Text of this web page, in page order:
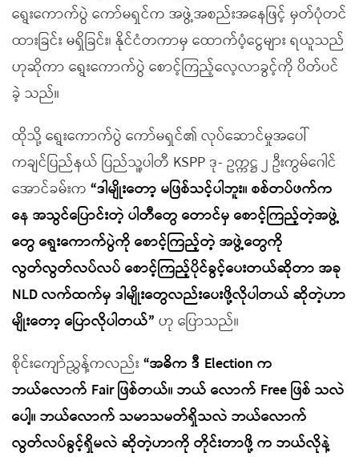
ရွေးကောက်ပွဲ ကော်မရှင်က အဖွဲ့အစည်းအနေဖြင့် မှတ်ပုံတင်
ထားခြင်း မရှိခြင်း၊ နိုင်ငံတကာမှ ထောက်ပံ့ငွေများ ရယူသည်
ဟုဆိုကာ ရွေးကောက်ပွဲ စောင့်ကြည့်လေ့လာခွင့်ကို ပိတ်ပင်
ခဲ့ သည်။
ထိုသို့ ရွေးကောက်ပွဲ ကော်မရှင်၏ လုပ်ဆောင်မှုအပေါ်
ကချင်ပြည်နယ် ပြည်သူ့ပါတီ KSPP ဒု- ဥက္ကဋ္ဌ ၂ ဦးကွမ်ဂေါင်
အောင်ခမ်းက “ဒါမျိုးတော့ မဖြစ်သင့်ပါဘူး။ စစ်တပ်ဖက်က
နေ အသွင်ပြောင်းတဲ့ ပါတီတွေ တောင်မှ စောင့်ကြည့်တဲ့အဖွဲ့
တွေ ရွေးကောက်ပွဲကို စောင့်ကြည့်တဲ့ အဖွဲ့တွေကို
လွတ်လွတ်လပ်လပ် စောင့်ကြည့်ပိုင်ခွင့်ပေးတယ်ဆိုတာ အခု
NLD လက်ထက်မှ ဒါမျိုးတွေလည်းပေးဖို့လိုပါတယ် ဆိုတဲ့ဟာ
မျိုးတော့ ပြောလိုပါတယ်” ဟု ပြောသည်။
စိုင်းကျော်ညွှန့်ကလည်း “အဓိက ဒီ Election က
ဘယ်လောက် Fair ဖြစ်တယ်။ ဘယ် လောက် Free ဖြစ် သလဲ
ပေါ့။ ဘယ်လောက် သမာသမတ်ရှိသလဲ ဘယ်လောက်
လွတ်လပ်ခွင့်ရှိမလဲ ဆိုတဲ့ဟာကို တိုင်းတာဖို့ က ဘယ်လိုနဲ့